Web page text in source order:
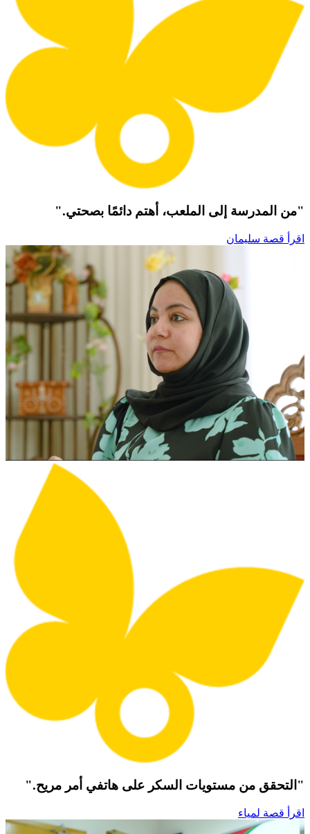
"من المدرسة إلى الملعب، أهتم دائمًا بصحتي."
اقرأ قصة سليمان
"التحقق من مستويات السكر على هاتفي أمر مريح."
اقرأ قصة لمياء